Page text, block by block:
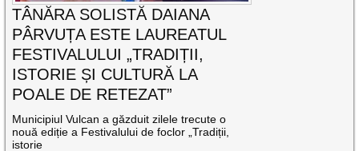
TÂNĂRA SOLISTĂ DAIANA
PÂRVUȚA ESTE LAUREATUL
FESTIVALULUI „TRADIȚII,
ISTORIE ȘI CULTURĂ LA
POALE DE RETEZAT”
Municipiul Vulcan a găzduit zilele trecute o
nouă ediție a Festivalului de foclor „Tradiții,
istorie